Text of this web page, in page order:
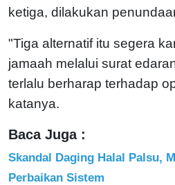
ketiga, dilakukan
"Tiga alternatif itu segera
jamaah melalui surat
terlalu berharap terhadap
katanya.
Baca Juga :
Skandal Daging Halal Palsu,
Perbaikan Sistem